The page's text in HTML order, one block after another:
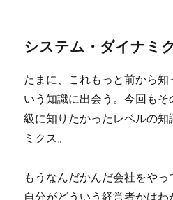
システム・ダイナミ
たまに、これもっと前から知
いう知識に出会う。今回も
級に知りたかったレベルの
ミクス。
もうなんだかんだ会社をや
自分がどういう経営者かは